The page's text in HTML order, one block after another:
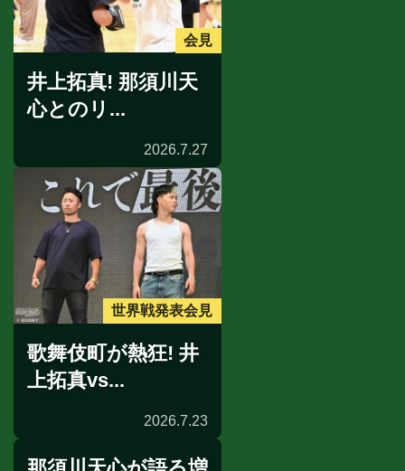
会見
井上拓真! 那須川天
心とのリ...
2026.7.27
世界戦発表会見
歌舞伎町が熱狂! 井
上拓真vs...
2026.7.23